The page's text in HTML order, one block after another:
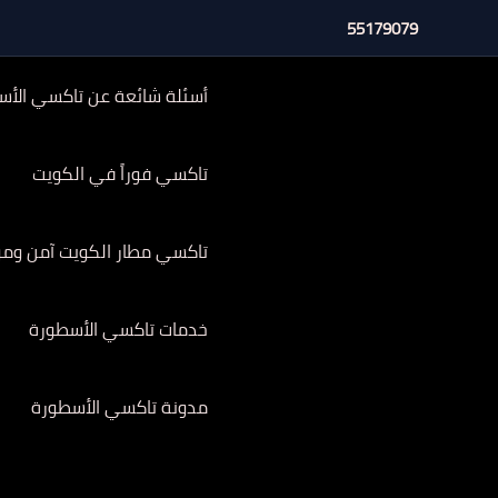
إلى
55179079
أسئلة شائعة عن تاكسي
تاكسي فوراً في الكويت
تاكسي مطار الكويت آمن
خدمات تاكسي الأسطورة
مدونة تاكسي الأسطورة